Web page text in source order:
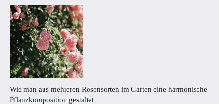
Wie man aus mehreren Rosensorten im Garten eine harmonische
Pflanzkomposition gestaltet